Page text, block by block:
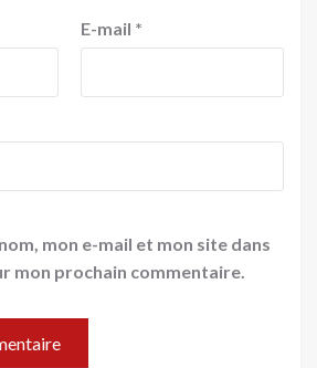
E-mail *
mon e-mail et mon site dans
mon prochain commentaire.